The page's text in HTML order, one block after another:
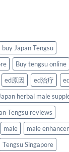
buy Japan Tengsu
Buy tengsu online
ed原因 ed治疗
herbal male
Tengsu reviews
male
male
Tengsu Singapore